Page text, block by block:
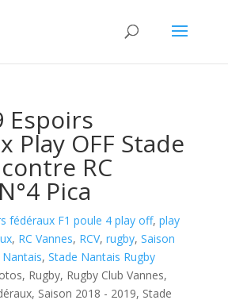
Espoirs
Play OFF Stade
RC
Pica
fédéraux F1 poule 4 play off, play
, RC Vannes, RCV, rugby, Saison
, Stade Nantais Rugby
, Rugby, Rugby Club Vannes,
, Saison 2018 - 2019, Stade